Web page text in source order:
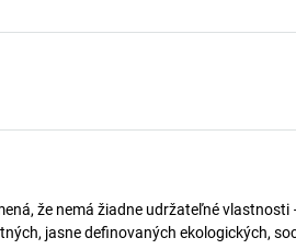
že nemá žiadne udržateľné vlastnosti
jasne definovaných ekologických,